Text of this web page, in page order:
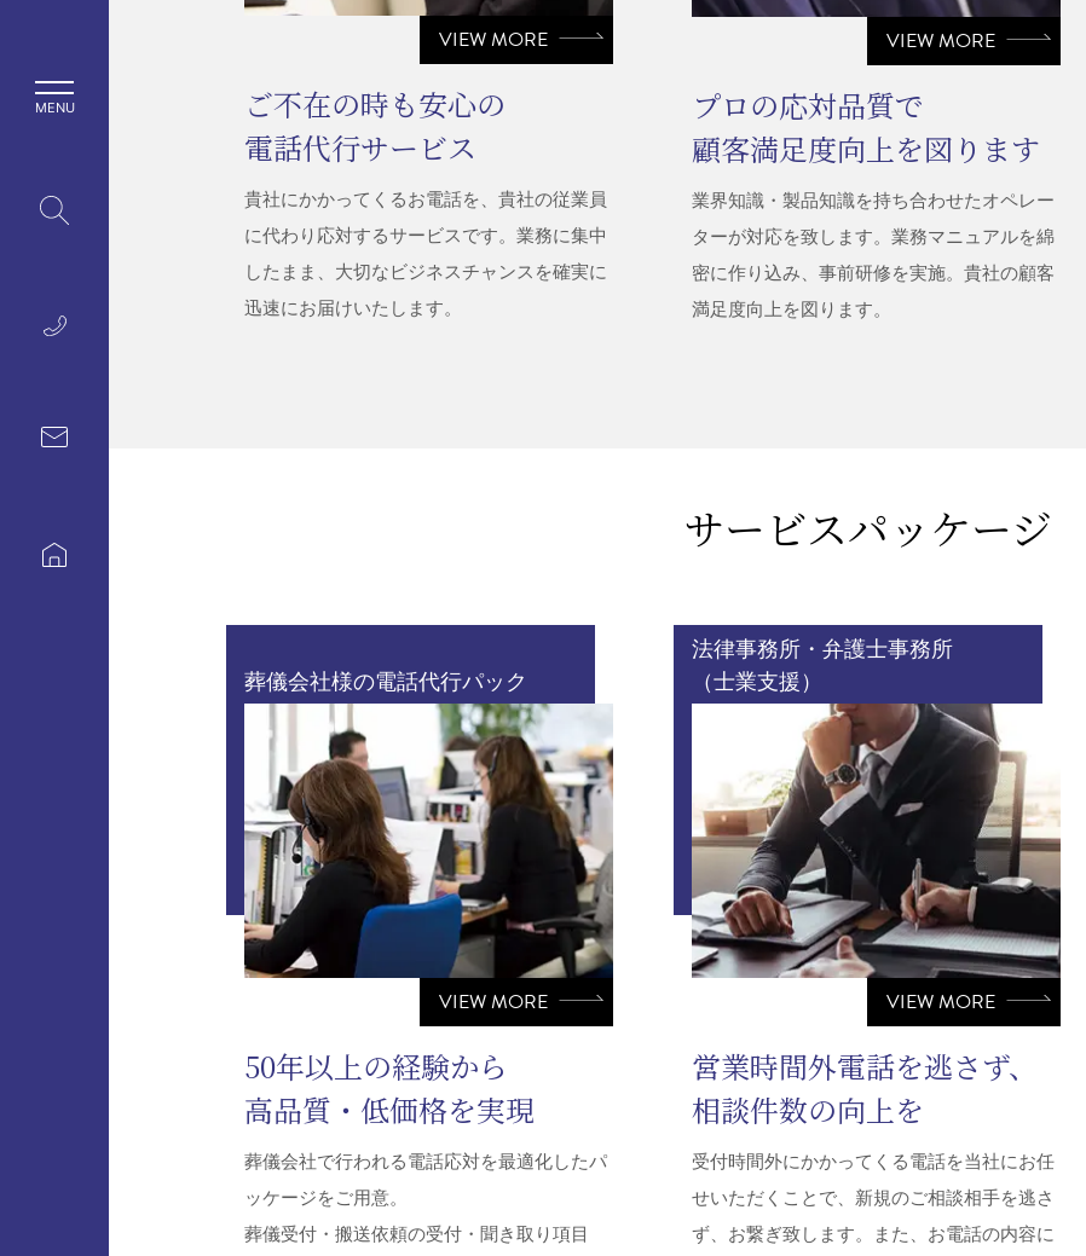
VIEW MORE
ご不在の時も安心の
電話代行サービス
貴社にかかってくるお電話を、貴社の従業員
に代わり応対するサービスです。業務に集中
したまま、大切なビジネスチャンスを確実に
迅速にお届けいたします。
VIEW MORE
プロの応対品質で
顧客満足度向上を図ります
業界知識・製品知識を持ち合わせたオペレー
ターが対応を致します。業務マニュアルを綿
密に作り込み、事前研修を実施。貴社の顧客
満足度向上を図ります。
サービスパッケージ
葬儀会社様の電話代行パック
VIEW MORE
50年以上の経験から
高品質・低価格を実現
葬儀会社で行われる電話応対を最適化したパ
ッケージをご用意。
葬儀受付・搬送依頼の受付・聞き取り項目
法律事務所・弁護士事務所
（士業支援）
VIEW MORE
営業時間外電話を逃さず、
相談件数の向上を
受付時間外にかかってくる電話を当社にお任
せいただくことで、新規のご相談相手を逃さ
ず、お繋ぎ致します。また、お電話の内容に